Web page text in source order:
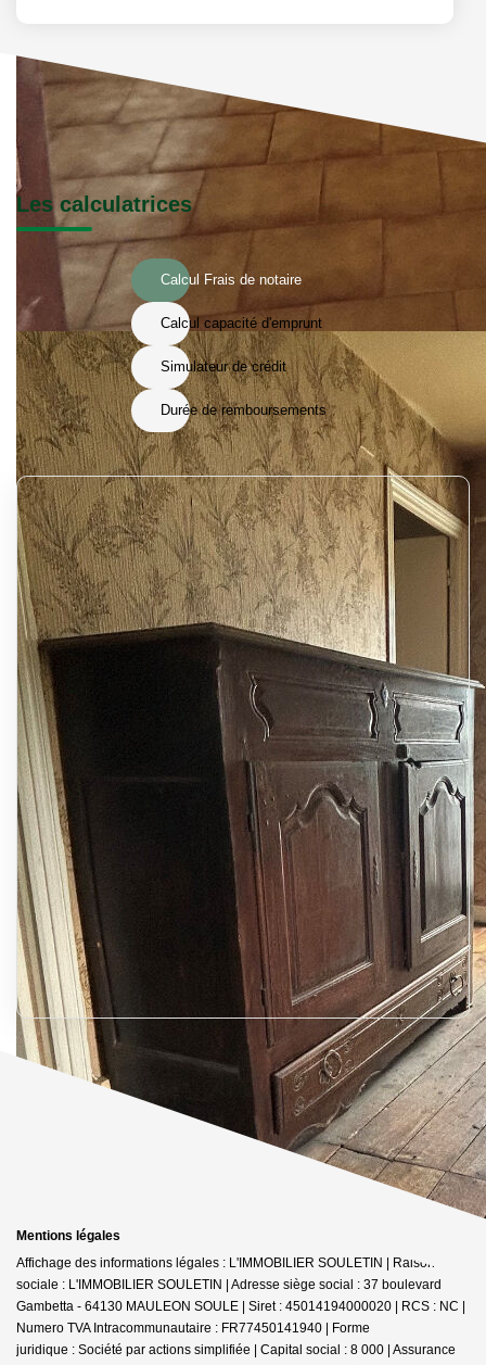
Les calculatrices
Calcul Frais de notaire
Calcul capacité d'emprunt
Simulateur de crédit
Durée de remboursements
Mentions légales
Affichage des informations légales : L'IMMOBILIER SOULETIN | Raison
sociale : L'IMMOBILIER SOULETIN | Adresse siège social : 37 boulevard
Gambetta - 64130 MAULEON SOULE | Siret : 45014194000020 | RCS : NC |
Numero TVA Intracommunautaire : FR77450141940 | Forme
juridique : Société par actions simplifiée | Capital social : 8 000 | Assurance